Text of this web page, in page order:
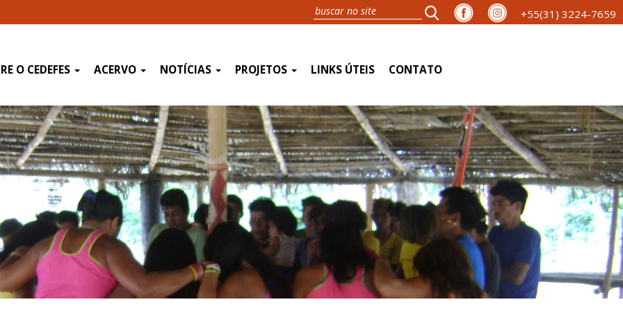
+55(31) 3224-7659
O CEDEFES ACERVO NOTÍCIAS PROJETOS LINKS ÚTEIS CONTATO